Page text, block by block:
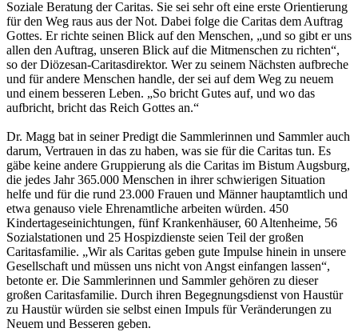
Soziale Beratung der Caritas. Sie sei sehr oft eine erste Orientierung
für den Weg raus aus der Not. Dabei folge die Caritas dem Auftrag
Gottes. Er richte seinen Blick auf den Menschen, „und so gibt er uns
allen den Auftrag, unseren Blick auf die Mitmenschen zu richten“,
so der Diözesan-Caritasdirektor. Wer zu seinem Nächsten aufbreche
und für andere Menschen handle, der sei auf dem Weg zu neuem
und einem besseren Leben. „So bricht Gutes auf, und wo das
aufbricht, bricht das Reich Gottes an.“
Dr. Magg bat in seiner Predigt die Sammlerinnen und Sammler auch
darum, Vertrauen in das zu haben, was sie für die Caritas tun. Es
gäbe keine andere Gruppierung als die Caritas im Bistum Augsburg,
die jedes Jahr 365.000 Menschen in ihrer schwierigen Situation
helfe und für die rund 23.000 Frauen und Männer hauptamtlich und
etwa genauso viele Ehrenamtliche arbeiten würden. 450
Kindertageseinichtungen, fünf Krankenhäuser, 60 Altenheime, 56
Sozialstationen und 25 Hospizdienste seien Teil der großen
Caritasfamilie. „Wir als Caritas geben gute Impulse hinein in unsere
Gesellschaft und müssen uns nicht von Angst einfangen lassen“,
betonte er. Die Sammlerinnen und Sammler gehören zu dieser
großen Caritasfamilie. Durch ihren Begegnungsdienst von Haustür
zu Haustür würden sie selbst einen Impuls für Veränderungen zu
Neuem und Besseren geben.